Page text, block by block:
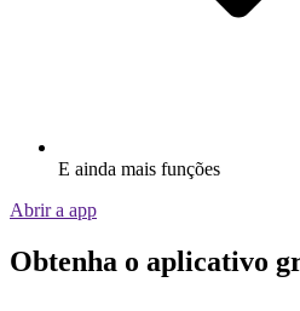
E ainda mais funções
Abrir a app
Obtenha o aplicativo